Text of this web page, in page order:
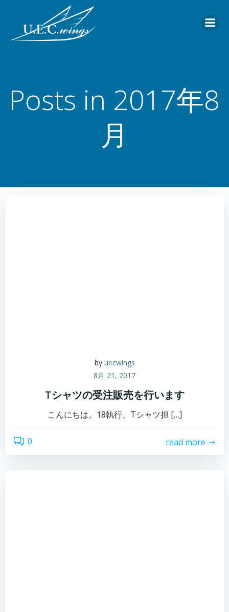
キ
ッ
Posts in 2017年8
月
by uecwings
8月 21, 2017
Tシャツの受注販売を行います
こんにちは。18執行、Tシャツ担 […]
0 read more